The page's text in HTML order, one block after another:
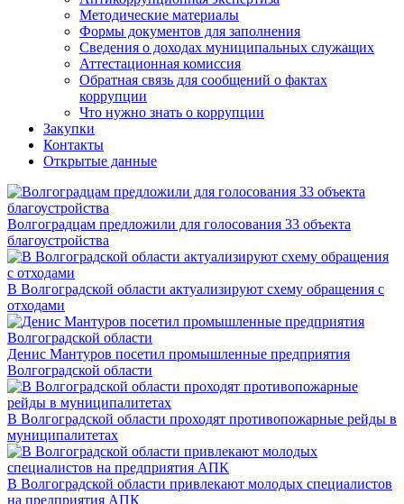
Методические материалы
Формы документов для заполнения
Сведения о доходах муниципальных служащих
Аттестационная комиссия
Обратная связь для сообщений о фактах
коррупции
Что нужно знать о коррупции
Закупки
Контакты
Открытые данные
Волгоградцам предложили для голосования 33 объекта
благоустройства
В Волгоградской области актуализируют схему обращения с
отходами
Денис Мантуров посетил промышленные предприятия
Волгоградской области
В Волгоградской области проходят противопожарные рейды в
муниципалитетах
В Волгоградской области привлекают молодых специалистов
на предприятия АПК